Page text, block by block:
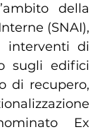
della
(SNAI),
interventi di
sugli edifici
di recupero,
Ex